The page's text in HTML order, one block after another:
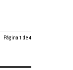
Página 1 de 4